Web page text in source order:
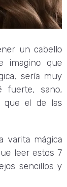
un cabello
imagino que
sería muy
fuerte, sano,
que el de las
varita mágica
leer estos 7
sencillos y